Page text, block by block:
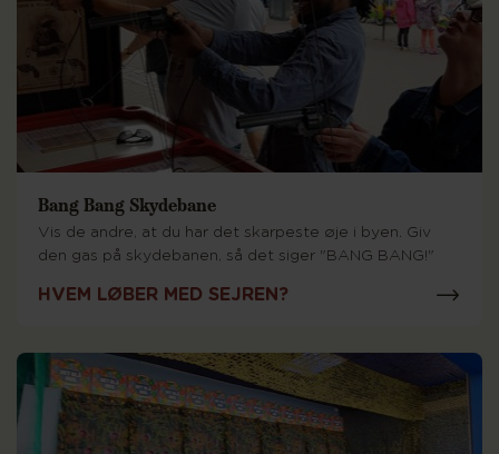
Bang Bang Skydebane
Vis de andre, at du har det skarpeste øje i byen. Giv
den gas på skydebanen, så det siger "BANG BANG!"
HVEM LØBER MED SEJREN?